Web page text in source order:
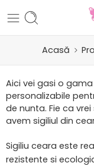
Acasă
Aici vei gasi o
personalizabile
de nunta. Fie ca
avem sigiliul din
Sigiliu ceara este
rezistente si